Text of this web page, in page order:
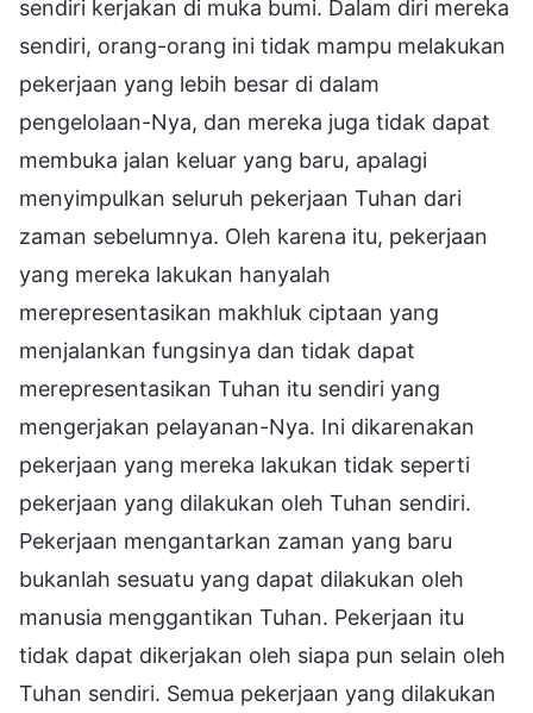
sendiri kerjakan di muka bumi. Dalam diri mereka
sendiri, orang-orang ini tidak mampu melakukan
pekerjaan yang lebih besar di dalam
pengelolaan-Nya, dan mereka juga tidak dapat
membuka jalan keluar yang baru, apalagi
menyimpulkan seluruh pekerjaan Tuhan dari
zaman sebelumnya. Oleh karena itu, pekerjaan
yang mereka lakukan hanyalah
merepresentasikan makhluk ciptaan yang
menjalankan fungsinya dan tidak dapat
merepresentasikan Tuhan itu sendiri yang
mengerjakan pelayanan-Nya. Ini dikarenakan
pekerjaan yang mereka lakukan tidak seperti
pekerjaan yang dilakukan oleh Tuhan sendiri.
Pekerjaan mengantarkan zaman yang baru
bukanlah sesuatu yang dapat dilakukan oleh
manusia menggantikan Tuhan. Pekerjaan itu
tidak dapat dikerjakan oleh siapa pun selain oleh
Tuhan sendiri. Semua pekerjaan yang dilakukan